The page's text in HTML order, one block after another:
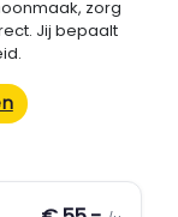
zorg
Jij bepaalt